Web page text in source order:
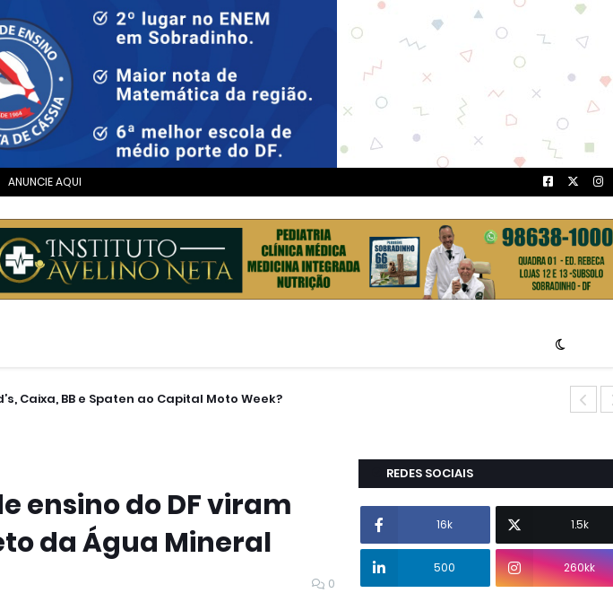
ANUNCIE AQUI
Caixa, BB e Spaten ao Capital Moto Week?
ensino do DF viram
da Água Mineral
0
REDES SOCIAIS
16k 1.5k
500 260kk